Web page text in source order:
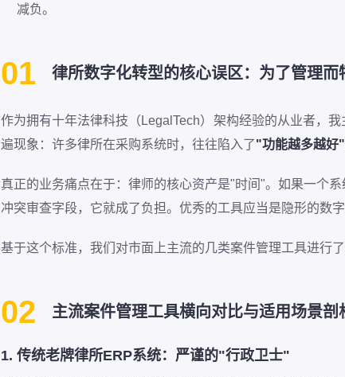
减负。
01 律所数字化转型的核心误区：为了管理而
作为拥有十年法律科技（LegalTech）架构经验的从业者，
遍现象：许多律所在采购系统时，往往陷入了"功能越多越好
真正的业务痛点在于：律师的核心资产是"时间"。如果一个
冲突审查字段，它就成了负担。优秀的工具应当是隐形的数
基于这个标准，我们对市面上主流的几类案件管理工具进行了
02 主流案件管理工具横向对比与适用场景剖
1. 传统老牌律所ERP系统：严谨的"行政卫士"